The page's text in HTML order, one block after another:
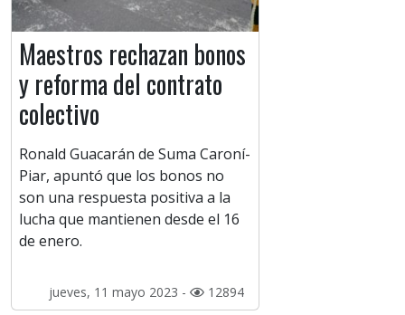
Maestros rechazan bonos
y reforma del contrato
colectivo
Ronald Guacarán de Suma Caroní-
Piar, apuntó que los bonos no
son una respuesta positiva a la
lucha que mantienen desde el 16
de enero.
jueves, 11 mayo 2023 - 12894